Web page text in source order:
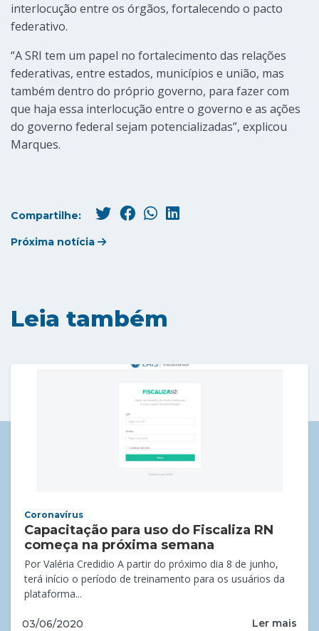
interlocução entre os órgãos, fortalecendo o pacto
federativo.
“A SRI tem um papel no fortalecimento das relações
federativas, entre estados, municípios e união, mas
também dentro do próprio governo, para fazer com
que haja essa interlocução entre o governo e as ações
do governo federal sejam potencializadas”, explicou
Marques.
Compartilhe:
Próxima notícia
Leia também
Coronavírus
Capacitação para uso do Fiscaliza RN
começa na próxima semana
Por Valéria Credidio A partir do próximo dia 8 de junho,
terá início o período de treinamento para os usuários da
plataforma...
03/06/2020 Ler mais